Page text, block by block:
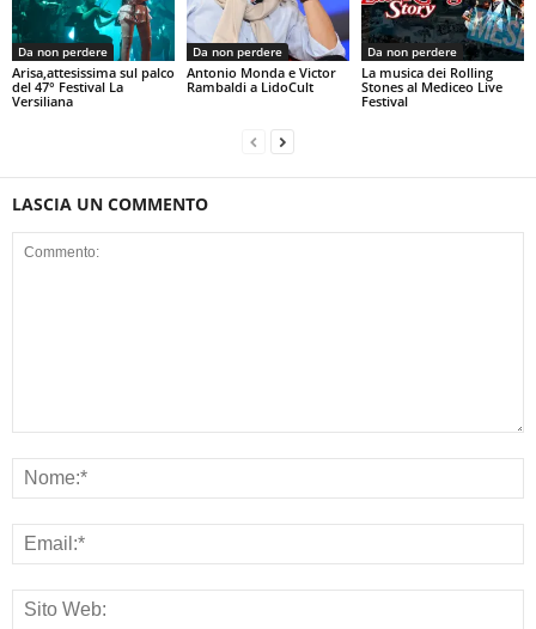
Da non perdere
Arisa,attesissima sul palco
del 47° Festival La
Versiliana
Da non perdere
Antonio Monda e Victor
Rambaldi a LidoCult
Da non perdere
La musica dei Rolling
Stones al Mediceo Live
Festival
LASCIA UN COMMENTO